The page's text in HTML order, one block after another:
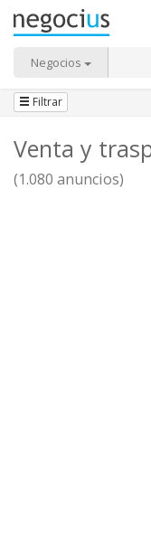
Negocios
Filtrar
Venta y
(1.080 anuncios)